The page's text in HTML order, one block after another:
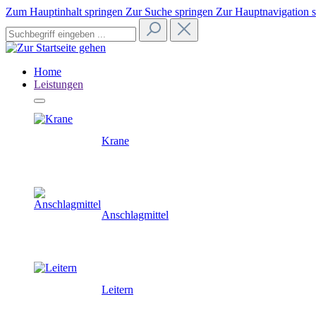
Zum Hauptinhalt springen Zur Suche springen Zur Hauptnavigation
Home
Leistungen
Krane
Anschlagmittel
Leitern